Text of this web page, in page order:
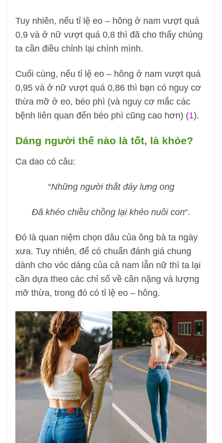
Tuy nhiên, nếu tỉ lệ eo – hông ở nam vượt quá
0,9 và ở nữ vượt quá 0,8 thì đã cho thấy chúng
ta cần điều chỉnh lại chính mình.
Cuối cùng, nếu tỉ lệ eo – hông ở nam vượt quá
0,95 và ở nữ vượt quá 0,86 thì bạn có nguy cơ
thừa mỡ ở eo, béo phì (và nguy cơ mắc các
bệnh liên quan đến béo phì cũng cao hơn) (1).
Dáng người thế nào là tốt, là khỏe?
Ca dao có câu:
“Những người thắt đáy lưng ong
Đã khéo chiều chồng lại khéo nuôi con“.
Đó là quan niệm chọn dâu của ông bà ta ngày
xưa. Tuy nhiên, để có chuẩn đánh giá chung
dành cho vóc dáng của cả nam lẫn nữ thì ta lại
cần dựa theo các chỉ số về cân nặng và lượng
mỡ thừa, trong đó có tỉ lệ eo – hông.